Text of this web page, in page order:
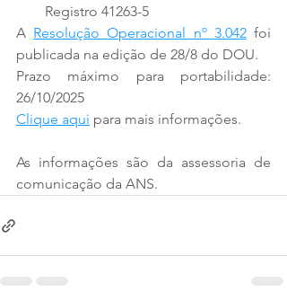
Registro 41263-5
A Resolução Operacional nº 3.042 foi
publicada na edição de 28/8 do DOU.
Prazo máximo para portabilidade:
26/10/2025
Clique aqui para mais informações.
As informações são da assessoria de
comunicação da ANS.